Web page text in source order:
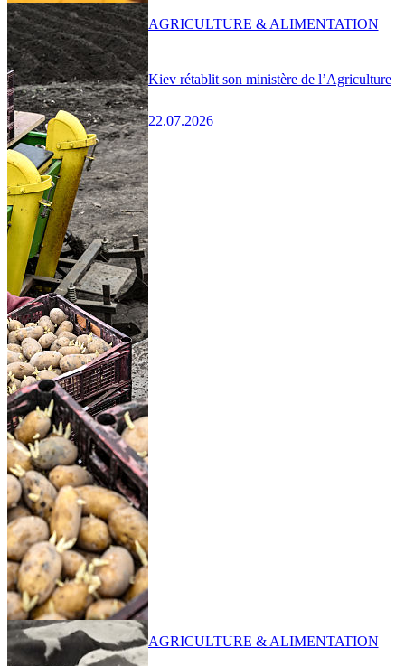
Kiev rétablit son ministère de l’Agriculture
22.07.2026
AGRICULTURE & ALIMENTATION
AGRICULTURE & ALIMENTATION